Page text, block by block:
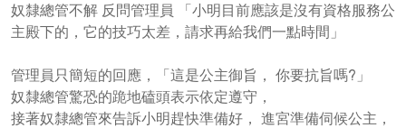
奴隸總管不解 反問管理員 「小明目前應該是沒有資格服務公
主殿下的，它的技巧太差，請求再給我們一點時間」
管理員只簡短的回應，「這是公主御旨， 你要抗旨嗎?」
奴隸總管驚恐的跪地磕頭表示依定遵守，
接著奴隸總管來告訴小明趕快準備好， 進宮準備伺候公主，